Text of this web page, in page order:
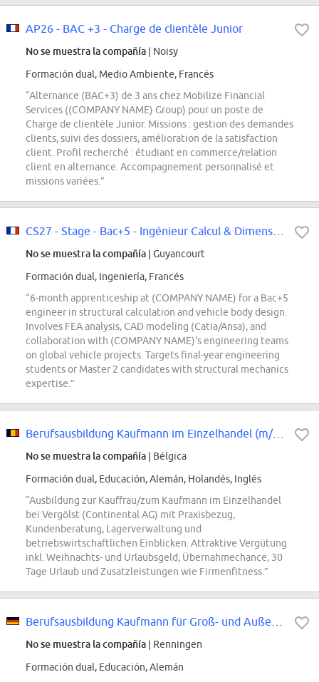
AP26 - BAC +3 - Charge de clientèle Junior
No se muestra la compañía | Noisy
Formación dual, Medio Ambiente, Francés
“Alternance (BAC+3) de 3 ans chez Mobilize Financial
Services ((COMPANY NAME) Group) pour un poste de
Charge de clientèle Junior. Missions : gestion des demandes
clients, suivi des dossiers, amélioration de la satisfaction
client. Profil recherché : étudiant en commerce/relation
client en alternance. Accompagnement personnalisé et
missions variées.”
No se muestra la compañía | Guyancourt
Formación dual, Ingeniería, Francés
“6-month apprenticeship at (COMPANY NAME) for a Bac+5
engineer in structural calculation and vehicle body design.
Involves FEA analysis, CAD modeling (Catia/Ansa), and
collaboration with (COMPANY NAME)'s engineering teams
on global vehicle projects. Targets final-year engineering
students or Master 2 candidates with structural mechanics
expertise.”
Berufsausbildung Kaufmann im Einzelhandel (m/w/d), bei Vergölst im Fachbetrieb
No se muestra la compañía | Bélgica
Formación dual, Educación, Alemán, Holandés, Inglés
“Ausbildung zur Kauffrau/zum Kaufmann im Einzelhandel
bei Vergölst (Continental AG) mit Praxisbezug,
Kundenberatung, Lagerverwaltung und
betriebswirtschaftlichen Einblicken. Attraktive Vergütung
inkl. Weihnachts- und Urlaubsgeld, Übernahmechance, 30
Tage Urlaub und Zusatzleistungen wie Firmenfitness.”
No se muestra la compañía | Renningen
Formación dual, Educación, Alemán